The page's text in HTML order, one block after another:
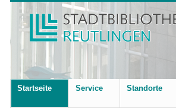
Startseite Service Standorte